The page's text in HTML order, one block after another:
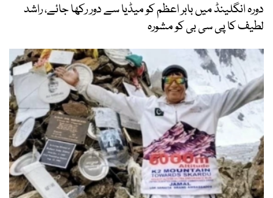
دورہ انگلینڈ میں بابر اعظم کو میڈیا سے دور رکھا جائے، راشد
لطیف کا پی سی بی کو مشورہ